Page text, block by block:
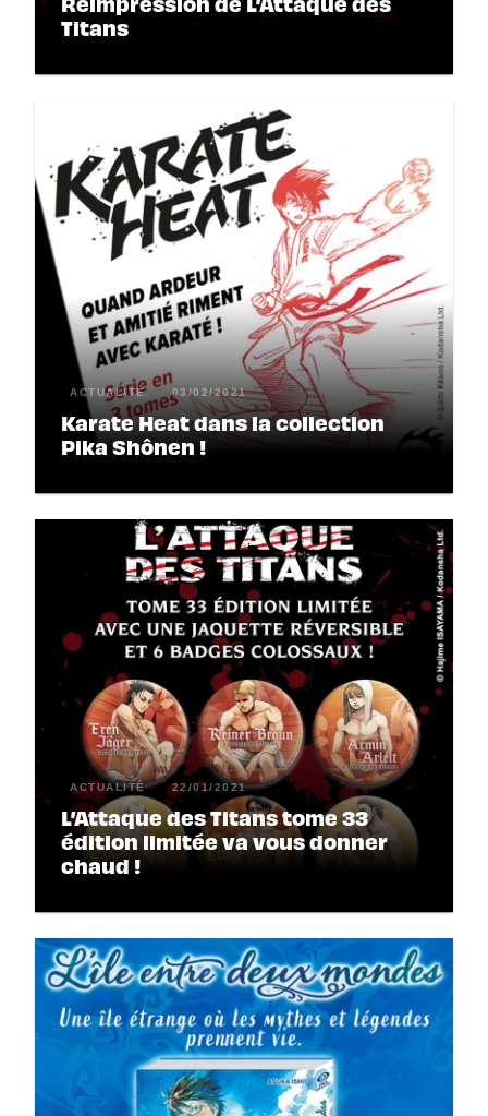
Titans
ACTUALITÉ 03/02/2021
Karate Heat dans la collection
Pika Shônen !
ACTUALITÉ 22/01/2021
L’Attaque des Titans tome 33
édition limitée va vous donner
chaud !